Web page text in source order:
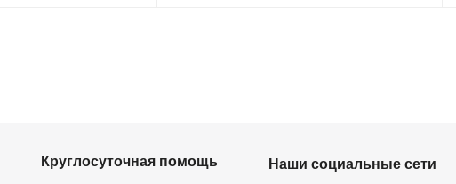
Круглосуточная помощь Наши социальные сети